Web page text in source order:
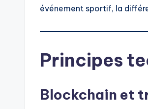
événement sportif, la
Principes
Blockchain et